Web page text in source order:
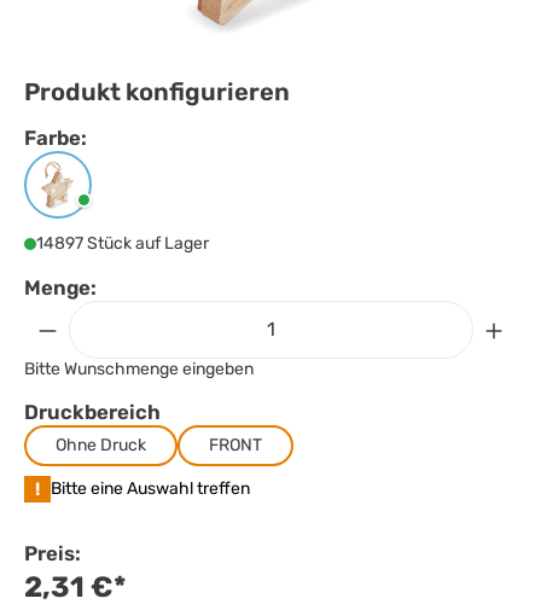
Produkt konfigurieren
Farbe:
Farbeauswählen
Holz
14897 Stück auf Lager
Menge:
Bitte Wunschmenge eingeben
Druckbereich
Ohne Druck FRONT
! Bitte eine Auswahl treffen
Preis:
2,31 €*